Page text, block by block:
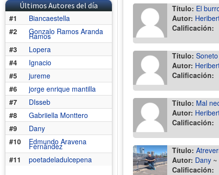
Últimos Autores del día
#1
Biancaestella
#2
Gonzalo Ramos Aranda
Ramos
#3
Lopera
#4
Ignacio
#5
jureme
#6
jorge enrique mantilla
#7
DIsseb
#8
Gabriiella Monttero
#9
Dany
#10
Edmundo Aravena
Fernández
#11
poetadeladulcepena
Título: El
Autor:
Calificación:
Título:
Autor:
Calificación:
Título: Mal
Autor:
Calificación:
Título:
Autor: Dany ~
Calificación: